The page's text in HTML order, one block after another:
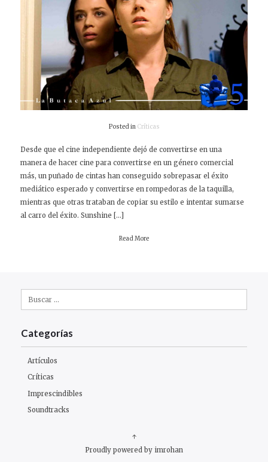
Posted in Críticas
Desde que el cine independiente dejó de convertirse en una
manera de hacer cine para convertirse en un género comercial
más, un puñado de cintas han conseguido sobrepasar el éxito
mediático esperado y convertirse en rompedoras de la taquilla,
mientras que otras trataban de copiar su estilo e intentar sumarse
al carro del éxito. Sunshine […]
Read More
Buscar:
Categorías
Artículos
Críticas
Imprescindibles
Soundtracks
↑
Proudly powered by imrohan